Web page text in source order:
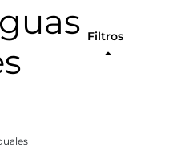
Filtros